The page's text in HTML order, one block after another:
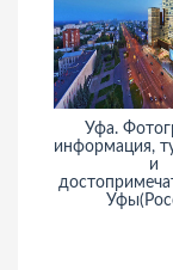
Уфа.
информация,
и